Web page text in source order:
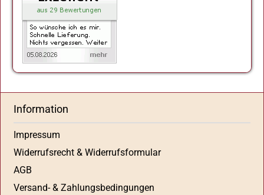
Information
Impressum
Widerrufsrecht & Widerrufsformular
AGB
Versand- & Zahlungsbedingungen